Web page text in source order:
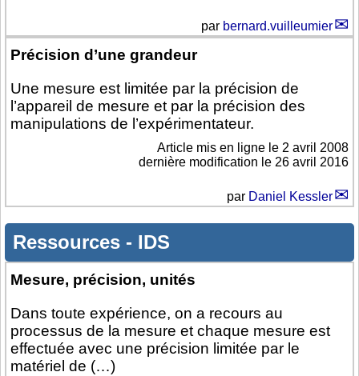
par bernard.vuilleumier
Précision d’une grandeur
Une mesure est limitée par la précision de
l’appareil de mesure et par la précision des
manipulations de l’expérimentateur.
Article mis en ligne le 2 avril 2008
dernière modification le 26 avril 2016
par Daniel Kessler
Ressources - IDS
Mesure, précision, unités
Dans toute expérience, on a recours au
processus de la mesure et chaque mesure est
effectuée avec une précision limitée par le
matériel de (…)